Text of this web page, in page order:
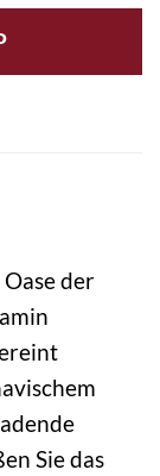
der
Sie das